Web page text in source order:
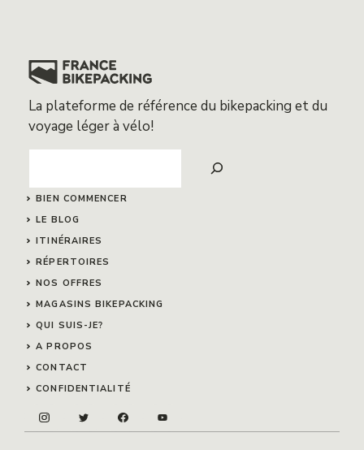
La plateforme de référence du bikepacking et du
voyage léger à vélo!
BIEN COMMENCER
LE BLOG
ITINÉRAIRES
RÉPERTOIRES
NOS OFFRES
MAGASINS BIKEPACKING
QUI SUIS-JE?
A PROPOS
CONTACT
CONFIDENTIALITÉ